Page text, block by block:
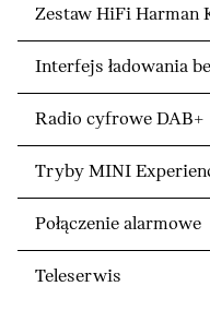
Zestaw HiFi Harman
Interfejs ładowania
Radio cyfrowe DAB+
Tryby MINI
Połączenie alarmowe
Teleserwis